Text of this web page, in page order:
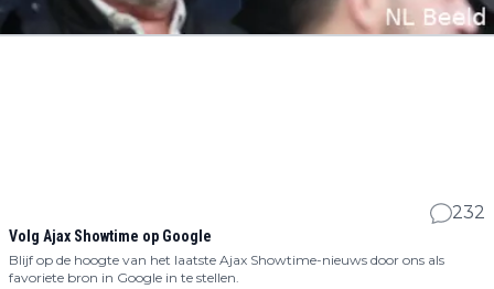
232
Volg Ajax Showtime op Google
Blijf op de hoogte van het laatste Ajax Showtime-nieuws door ons als
favoriete bron in Google in te stellen.